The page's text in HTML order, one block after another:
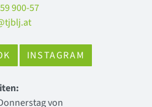
900-57
INSTAGRAM
von